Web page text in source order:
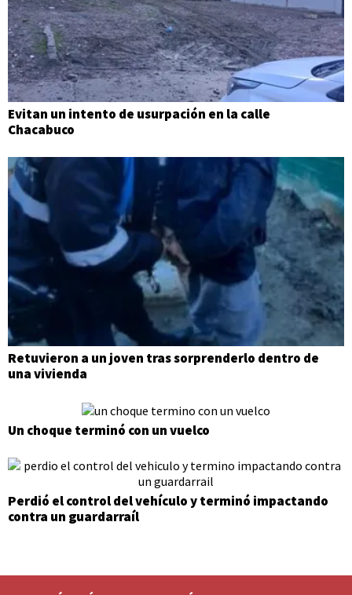
Evitan un intento de usurpación en la calle
Chacabuco
Retuvieron a un joven tras sorprenderlo dentro de
una vivienda
Un choque terminó con un vuelco
Perdió el control del vehículo y terminó impactando
contra un guardarraíl